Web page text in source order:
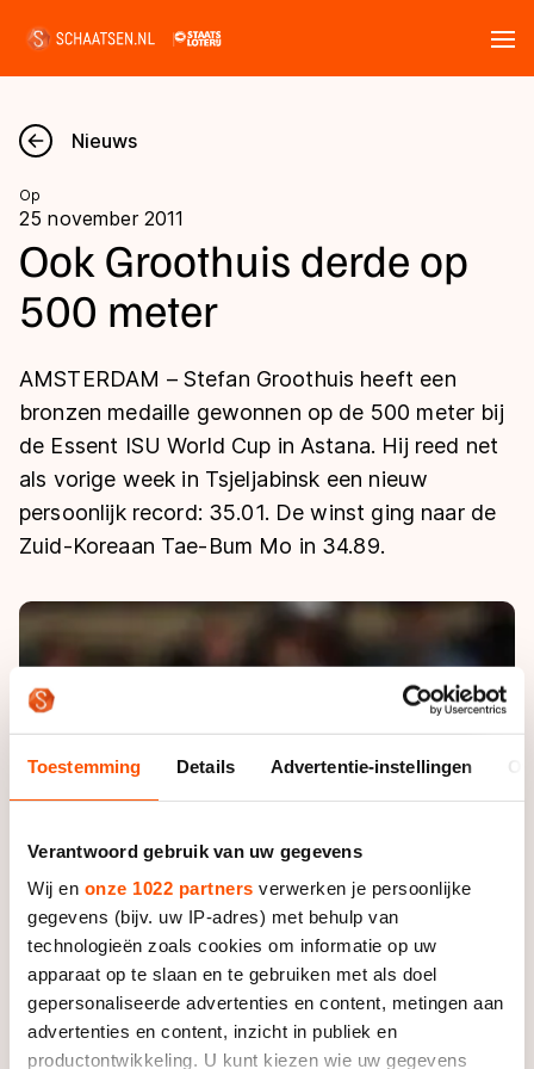
Toestemming Details Advertentie-instellingen
Verantwoord gebruik van uw gegevens
Wij en onze 1022 partners verwerken je persoonlijke
gegevens (bijv. uw IP-adres) met behulp van
technologieën zoals cookies om informatie op uw
apparaat op te slaan en te gebruiken met als doel
gepersonaliseerde advertenties en content, metingen aan
advertenties en content, inzicht in publiek en
productontwikkeling. U kunt kiezen wie uw gegevens
Nieuws
Kalender
Disciplines
Langebaan
Shorttrack
Inlineskaten
Kunstschaatsen
Natuurijs
Uitslagen
Langebaan
Shorttrack
Marathon
Kunstschaatsen
Tijden & historie
Ranglijsten Langebaan
Persoonlijke records & tijden
Historie & statistiek
De weg op
Algemene Nederlandse Schaatstijd
Schaatsfans
Alles voor jou als schaatsfan
Evenementen
Tickets
Livestreams
Word schaatsfan!
Winacties
Olympische Spelen
Olympische uitslagen
Van Jong tot Goud verhalen
Nieuws
Op
25 november 2011
Ook Groothuis derde op
500 meter
AMSTERDAM – Stefan Groothuis heeft een
bronzen medaille gewonnen op de 500 meter bij
de Essent ISU World Cup in Astana. Hij reed net
als vorige week in Tsjeljabinsk een nieuw
persoonlijk record: 35.01. De winst ging naar de
Zuid-Koreaan Tae-Bum Mo in 34.89.